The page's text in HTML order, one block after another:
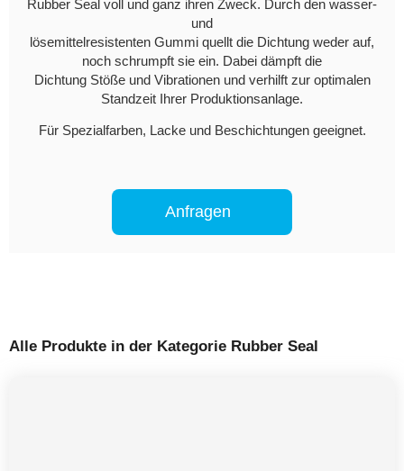
Rubber Seal voll und ganz ihren Zweck. Durch den wasser-
und
lösemittelresistenten Gummi quellt die Dichtung weder auf,
noch schrumpft sie ein. Dabei dämpft die
Dichtung Stöße und Vibrationen und verhilft zur optimalen
Standzeit Ihrer Produktionsanlage.
Für Spezialfarben, Lacke und Beschichtungen geeignet.
Anfragen
Alle Produkte in der Kategorie Rubber Seal